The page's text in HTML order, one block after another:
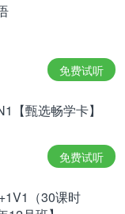
更多日语学习
免费试听
【甄选畅学卡】
免费试听
（30课时